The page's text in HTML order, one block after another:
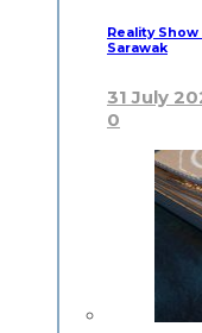
Reality Show
Sarawak
31 July
0